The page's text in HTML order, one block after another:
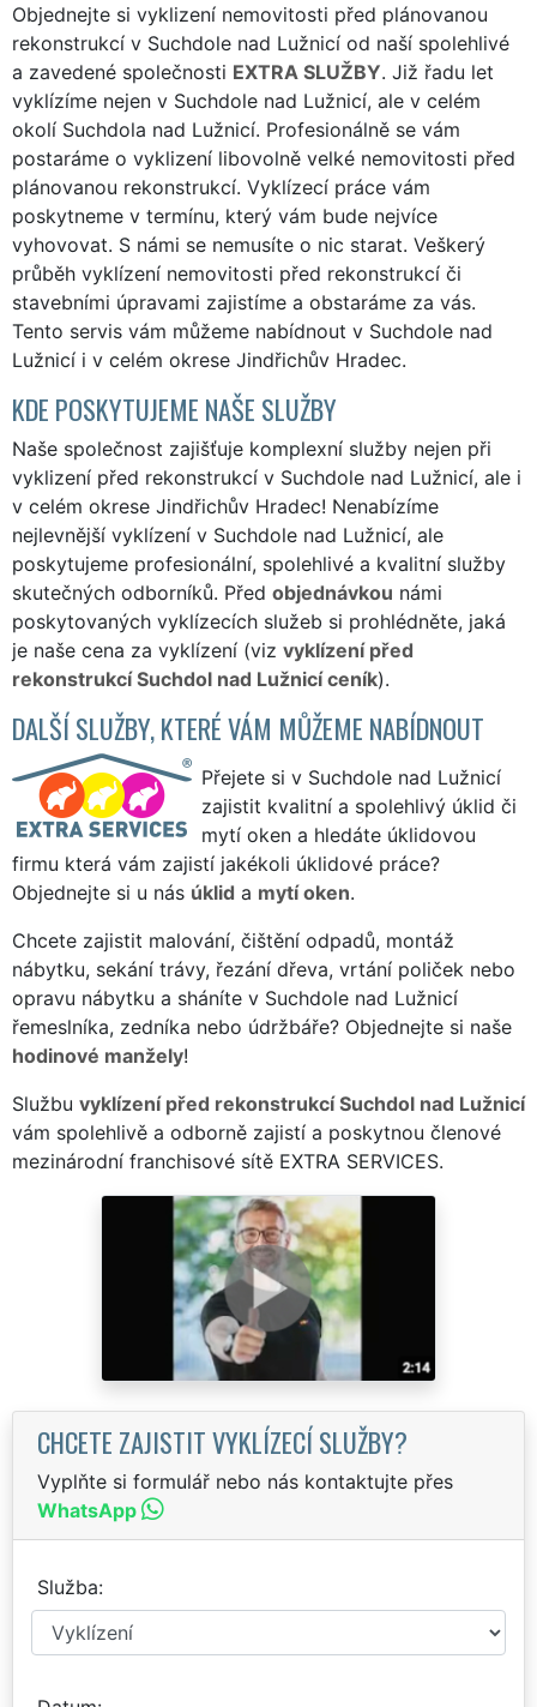
Objednejte si vyklizení nemovitosti před plánovanou
rekonstrukcí v Suchdole nad Lužnicí od naší spolehlivé
a zavedené společnosti EXTRA SLUŽBY. Již řadu let
vyklízíme nejen v Suchdole nad Lužnicí, ale v celém
okolí Suchdola nad Lužnicí. Profesionálně se vám
postaráme o vyklizení libovolně velké nemovitosti před
plánovanou rekonstrukcí. Vyklízecí práce vám
poskytneme v termínu, který vám bude nejvíce
vyhovovat. S námi se nemusíte o nic starat. Veškerý
průběh vyklízení nemovitosti před rekonstrukcí či
stavebními úpravami zajistíme a obstaráme za vás.
Tento servis vám můžeme nabídnout v Suchdole nad
Lužnicí i v celém okrese Jindřichův Hradec.
KDE POSKYTUJEME NAŠE SLUŽBY
Naše společnost zajišťuje komplexní služby nejen při
vyklizení před rekonstrukcí v Suchdole nad Lužnicí, ale i
v celém okrese Jindřichův Hradec! Nenabízíme
nejlevnější vyklízení v Suchdole nad Lužnicí, ale
poskytujeme profesionální, spolehlivé a kvalitní služby
skutečných odborníků. Před objednávkou námi
poskytovaných vyklízecích služeb si prohlédněte, jaká
je naše cena za vyklízení (viz vyklízení před
rekonstrukcí Suchdol nad Lužnicí ceník).
DALŠÍ SLUŽBY, KTERÉ VÁM MŮŽEME NABÍDNOUT
Přejete si v Suchdole nad Lužnicí
zajistit kvalitní a spolehlivý úklid či
mytí oken a hledáte úklidovou
firmu která vám zajistí jakékoli úklidové práce?
Objednejte si u nás úklid a mytí oken.
Chcete zajistit malování, čištění odpadů, montáž
nábytku, sekání trávy, řezání dřeva, vrtání poliček nebo
opravu nábytku a sháníte v Suchdole nad Lužnicí
řemeslníka, zedníka nebo údržbáře? Objednejte si naše
hodinové manžely!
Službu vyklízení před rekonstrukcí Suchdol nad Lužnicí
vám spolehlivě a odborně zajistí a poskytnou členové
mezinárodní franchisové sítě EXTRA SERVICES.
CHCETE ZAJISTIT VYKLÍZECÍ SLUŽBY?
Vyplňte si formulář nebo nás kontaktujte přes
WhatsApp
Služba